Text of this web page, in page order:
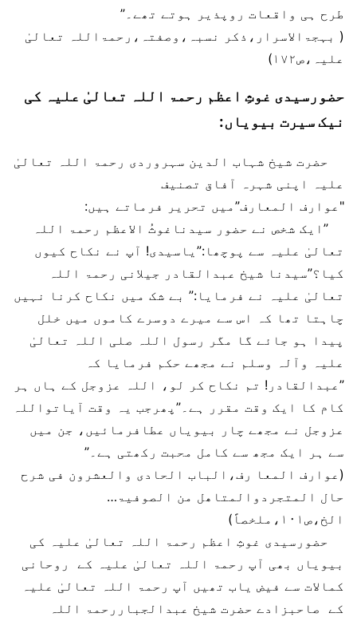
طرح ہی واقعات روپذیر ہوتے تھے۔”
( بہجۃالاسرار،ذکر نسبہ،وصفتہ،رحمۃاللہ تعالیٰ
علیہ،ص۱۷۲)
حضورسیدی غوثِ اعظم رحمۃ اللہ تعالیٰ علیہ کی
نیک سیرت بیویاں:
حضرت شیخ شہاب الدین سہروردی رحمۃ اللہ تعالیٰ
علیہ اپنی شہرہ آفاق تصنیف
"عوارف المعارف”میں تحریر فرماتے ہیں:
”ایک شخص نے حضور سیدناغوثُ الاعظم رحمۃ اللہ
تعالیٰ علیہ سے پوچھا:”یاسیدی! آپ نے نکاح کیوں
کیا؟”سیدنا شیخ عبدالقادر جیلانی رحمۃ اللہ
تعالیٰ علیہ نے فرمایا:” بے شک میں نکاح کرنا نہیں
چاہتا تھا کہ اس سے میرے دوسرے کاموں میں خلل
پیدا ہو جائے گا مگر رسول اللہ صلی اللہ تعالیٰ
علیہ وآلہ وسلم نے مجھے حکم فرمایا کہ
”عبدالقادر! تم نکاح کر لو، اللہ عزوجل کے ہاں ہر
کام کا ایک وقت مقرر ہے۔”پھرجب یہ وقت آیاتواللہ
عزوجل نے مجھے چار بیویاں عطافرمائیں، جن میں
سے ہر ایک مجھ سے کامل محبت رکھتی ہے۔”
(عوارف المعا رف،الباب الحادی والعشرون فی شرح
حال المتجردوالمتاھل من الصوفیۃ…
الخ،ص۱۰۱،ملخصاً)
حضورسیدی غوثِ اعظم رحمۃ اللہ تعالیٰ علیہ کی
بیویاں بھی آپ رحمۃ اللہ تعالیٰ علیہ کے روحانی
کمالات سے فیض یاب تھیں آپ رحمۃ اللہ تعالیٰ علیہ
کے صاحبزادے حضرت شیخ عبدالجباررحمۃ اللہ